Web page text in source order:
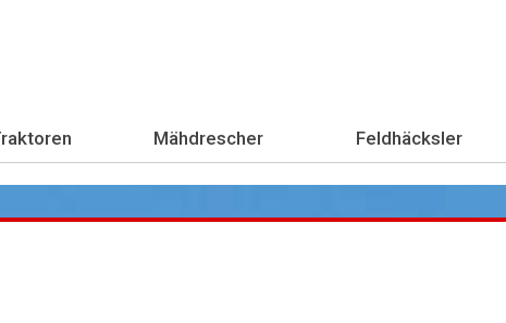
Mähdrescher Feldhäcksler